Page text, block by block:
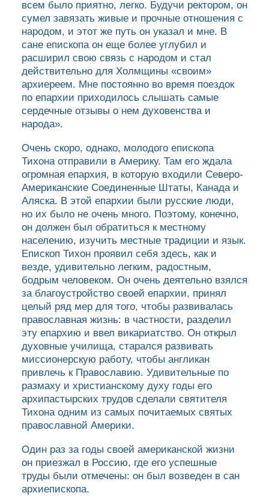
всем было приятно, легко. Будучи ректором, он
сумел завязать живые и прочные отношения с
народом, и этот же путь он указал и мне. В
сане епископа он еще более углубил и
расширил свою связь с народом и стал
действительно для Холмщины «своим»
архиереем. Мне постоянно во время поездок
по епархии приходилось слышать самые
сердечные отзывы о нем духовенства и
народа».
Очень скоро, однако, молодого епископа
Тихона отправили в Америку. Там его ждала
огромная епархия, в которую входили Северо-
Американские Соединенные Штаты, Канада и
Аляска. В этой епархии были русские люди,
но их было не очень много. Поэтому, конечно,
он должен был обратиться к местному
населению, изучить местные традиции и язык.
Епископ Тихон проявил себя здесь, как и
везде, удивительно легким, радостным,
бодрым человеком. Он очень деятельно взялся
за благоустройство своей епархии, принял
целый ряд мер для того, чтобы развивалась
православная жизнь: в частности, разделил
эту епархию и ввел викариатство. Он открыл
духовные училища, старался развивать
миссионерскую работу, чтобы англикан
привлечь к Православию. Удивительные по
размаху и христианскому духу годы его
архипастырских трудов сделали святителя
Тихона одним из самых почитаемых святых
православной Америки.
Один раз за годы своей американской жизни
он приезжал в Россию, где его успешные
труды были отмечены: он был возведен в сан
архиепископа.